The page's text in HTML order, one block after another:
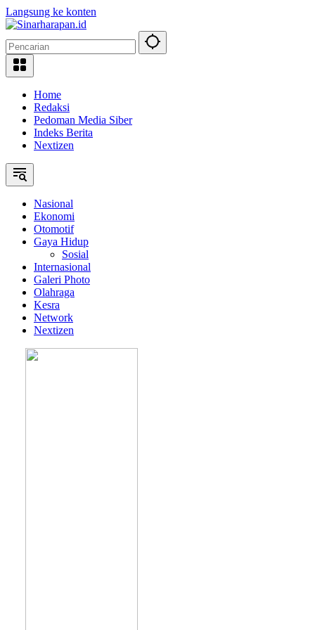
Langsung ke konten
Home
Redaksi
Pedoman Media Siber
Indeks Berita
Nextizen
Nasional
Ekonomi
Otomotif
Gaya Hidup
Sosial
Internasional
Galeri Photo
Olahraga
Kesra
Network
Nextizen